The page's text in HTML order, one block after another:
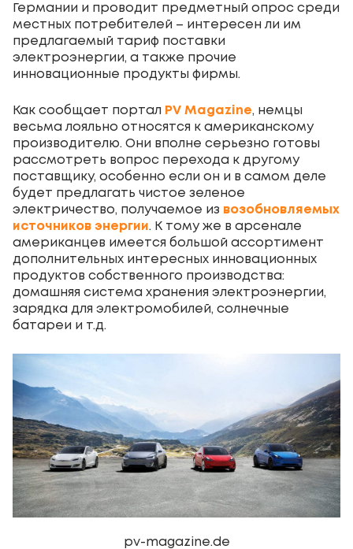
Германии и проводит предметный опрос среди
местных потребителей – интересен ли им
предлагаемый тариф поставки
электроэнергии, а также прочие
инновационные продукты фирмы.
Как сообщает портал PV Magazine, немцы
весьма лояльно относятся к американскому
производителю. Они вполне серьезно готовы
рассмотреть вопрос перехода к другому
поставщику, особенно если он и в самом деле
будет предлагать чистое зеленое
электричество, получаемое из возобновляемых
источников энергии. К тому же в арсенале
американцев имеется большой ассортимент
дополнительных интересных инновационных
продуктов собственного производства:
домашняя система хранения электроэнергии,
зарядка для электромобилей, солнечные
батареи и т.д.
pv-magazine.de